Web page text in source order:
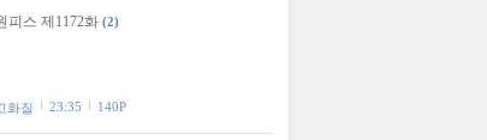
피스 제1172화 (2)
화질 23:35 140P